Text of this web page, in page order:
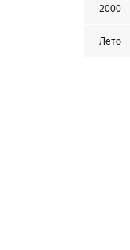
2000
Лето